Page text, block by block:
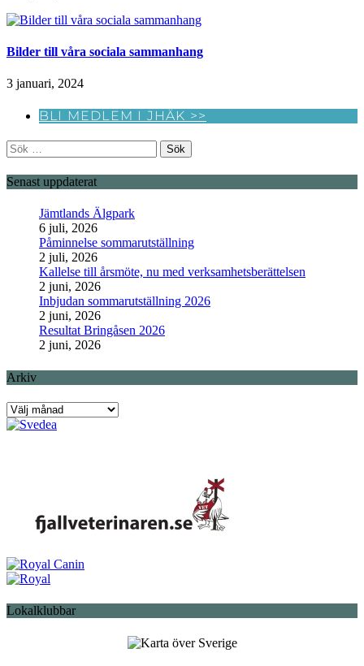
Bilder till våra sociala sammanhang
3 januari, 2024
BLI MEDLEM I JHÄK >>
Sök
efter:
Senast uppdaterat
Jämtlands Älgpark
6 juli, 2026
Påminnelse sommarutställning
2 juli, 2026
Kallelse till årsmöte, nu med verksamhetsberättelsen
2 juni, 2026
Inbjudan sommarutställning 2026
2 juni, 2026
Resultat Bringåsen 2026
2 juni, 2026
Arkiv
Arkiv
Lokalklubbar